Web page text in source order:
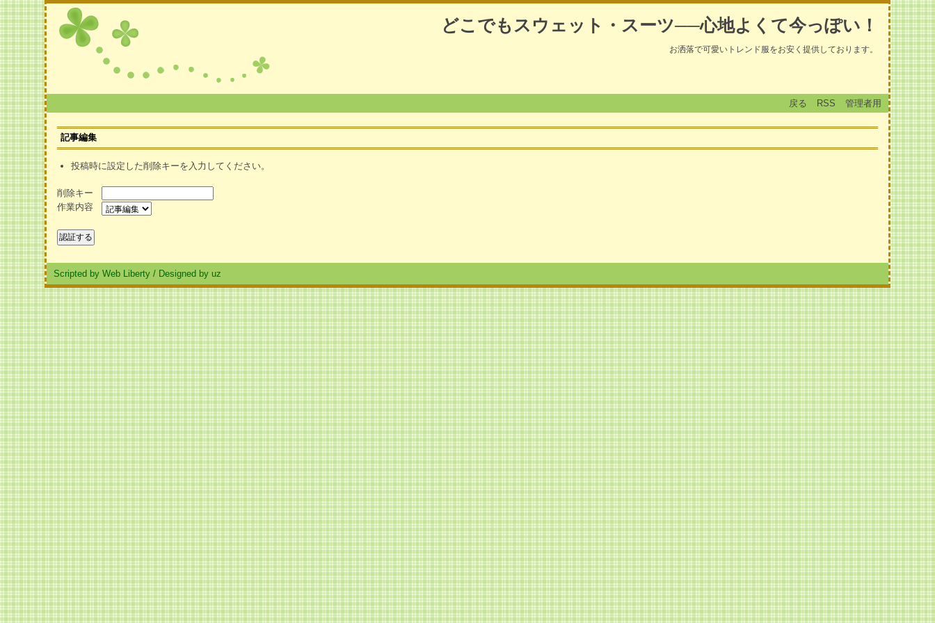
どこでもスウェット・スーツ──心地よくて今っぽい！
お洒落で可愛いトレンド服をお安く提供しております。
戻る RSS 管理者用
記事編集
投稿時に設定した削除キーを入力してください。
削除キー
作業内容
Scripted by Web Liberty / Designed by uz